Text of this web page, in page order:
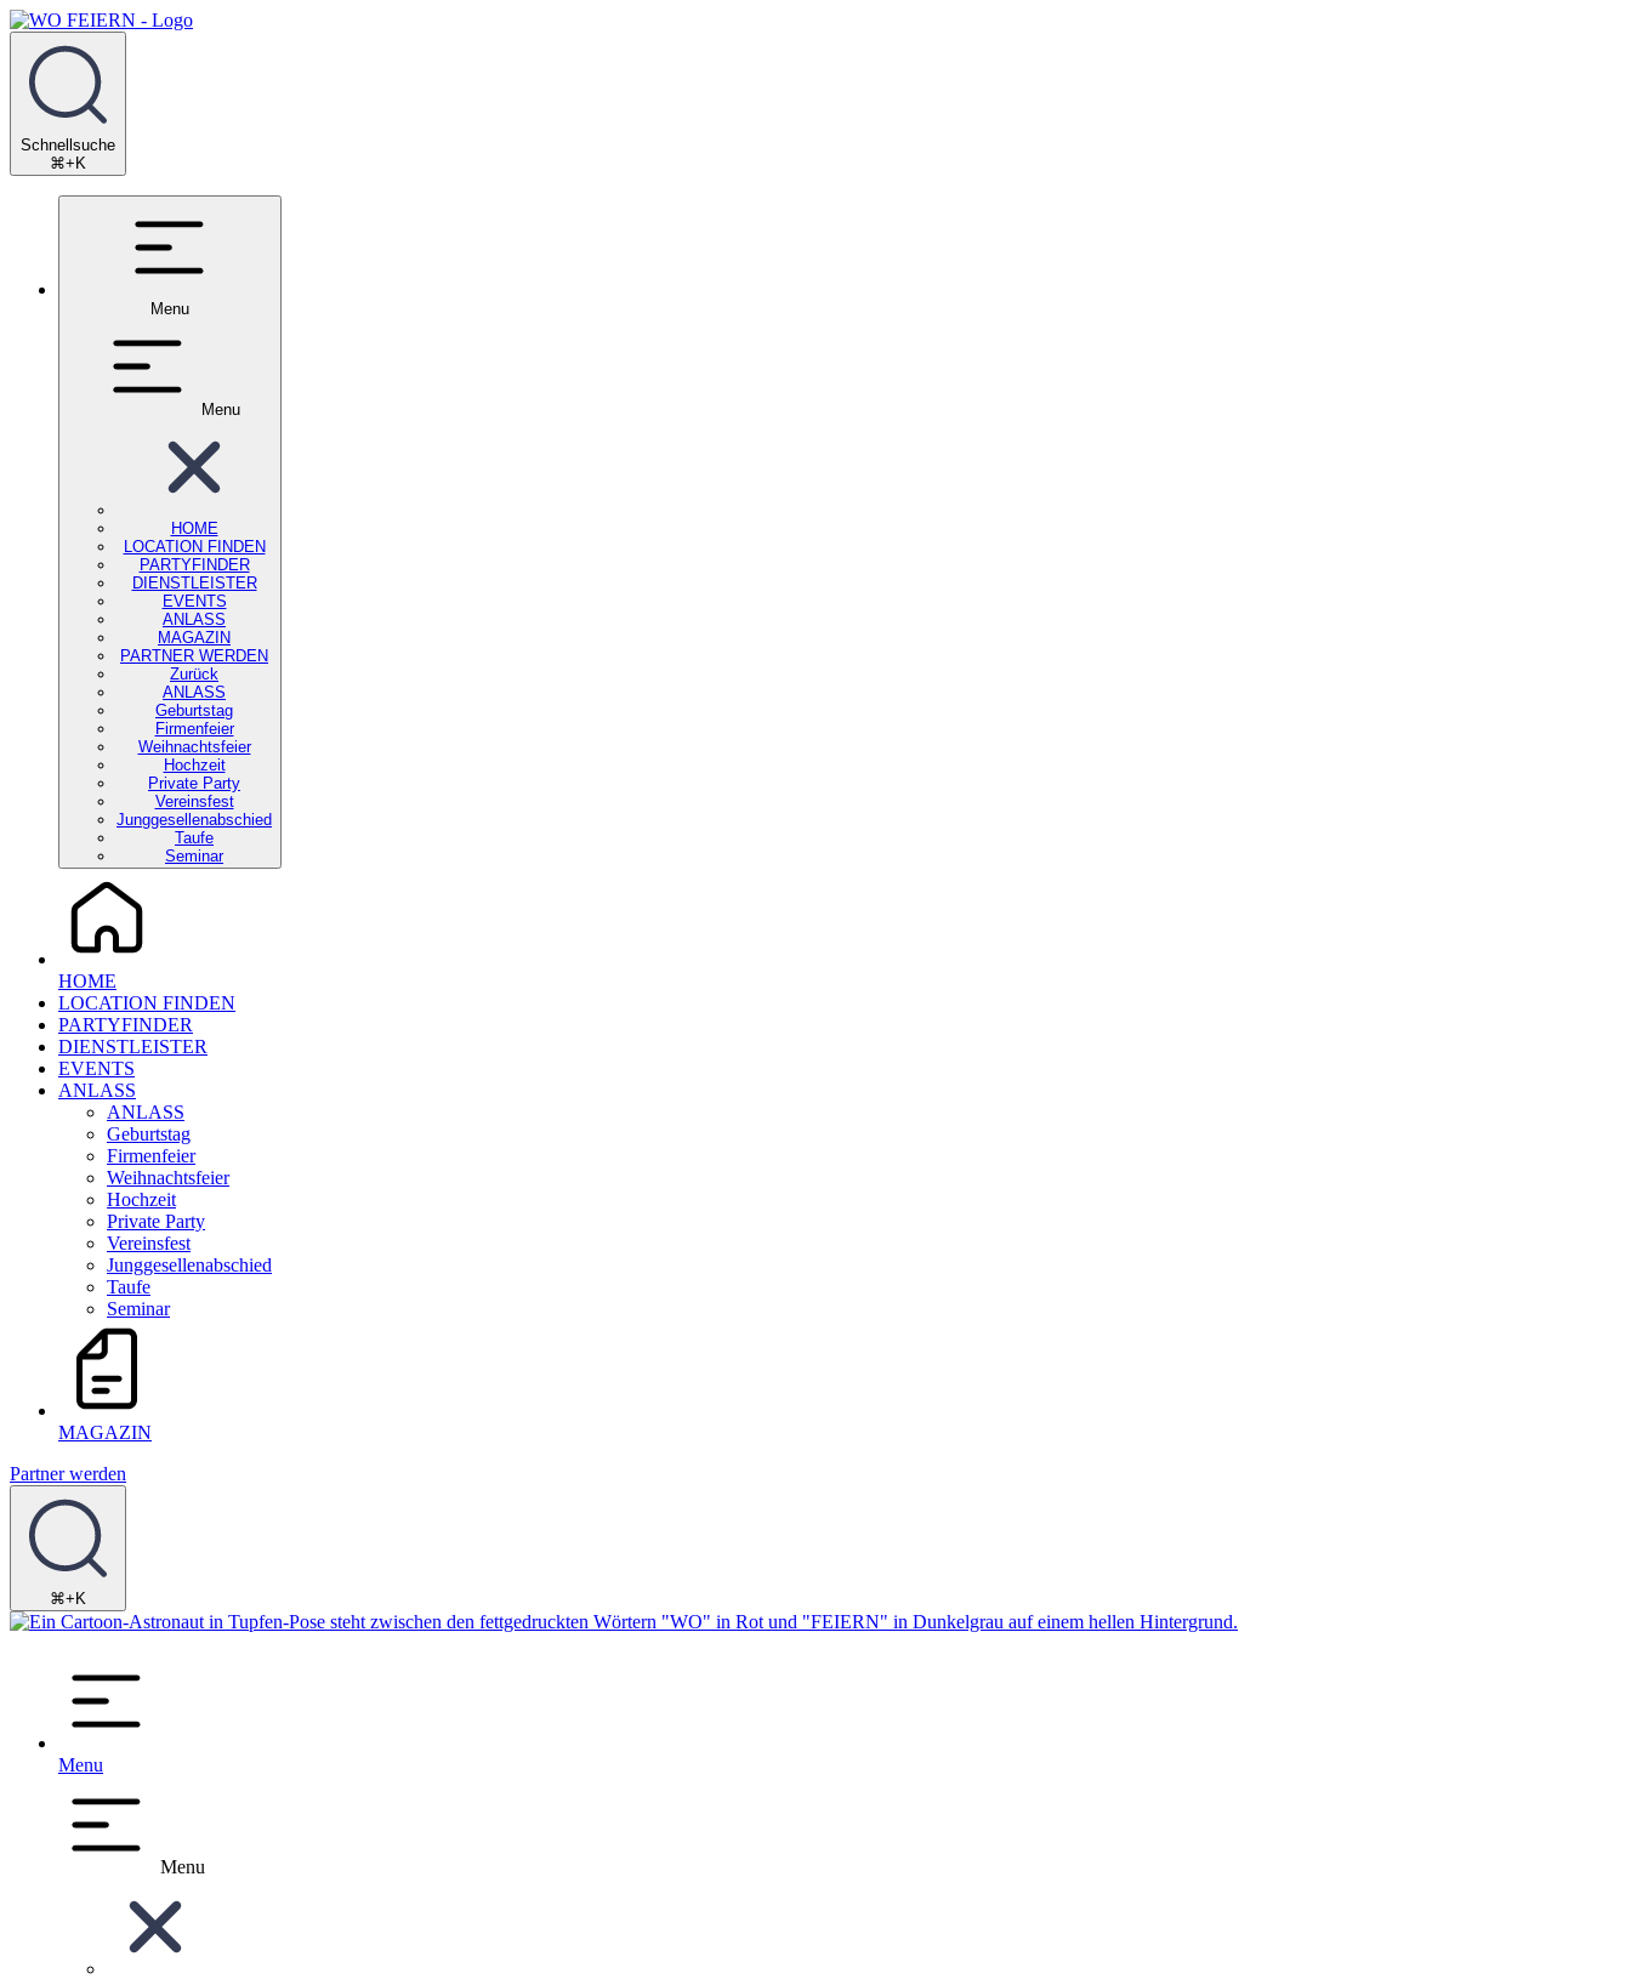
Schnellsuche
⌘+K
Menu
Menu
HOME
LOCATION FINDEN
PARTYFINDER
DIENSTLEISTER
EVENTS
ANLASS
MAGAZIN
PARTNER WERDEN
Zurück
ANLASS
Geburtstag
Firmenfeier
Weihnachtsfeier
Hochzeit
Private Party
Vereinsfest
Junggesellenabschied
Taufe
Seminar
HOME
LOCATION FINDEN
PARTYFINDER
DIENSTLEISTER
EVENTS
ANLASS
ANLASS
Geburtstag
Firmenfeier
Weihnachtsfeier
Hochzeit
Private Party
Vereinsfest
Junggesellenabschied
Taufe
Seminar
MAGAZIN
Partner werden
⌘+K
Menu
Menu